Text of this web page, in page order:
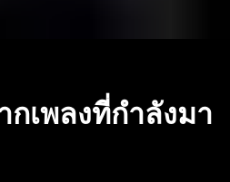
เพลงที่กำลังมา